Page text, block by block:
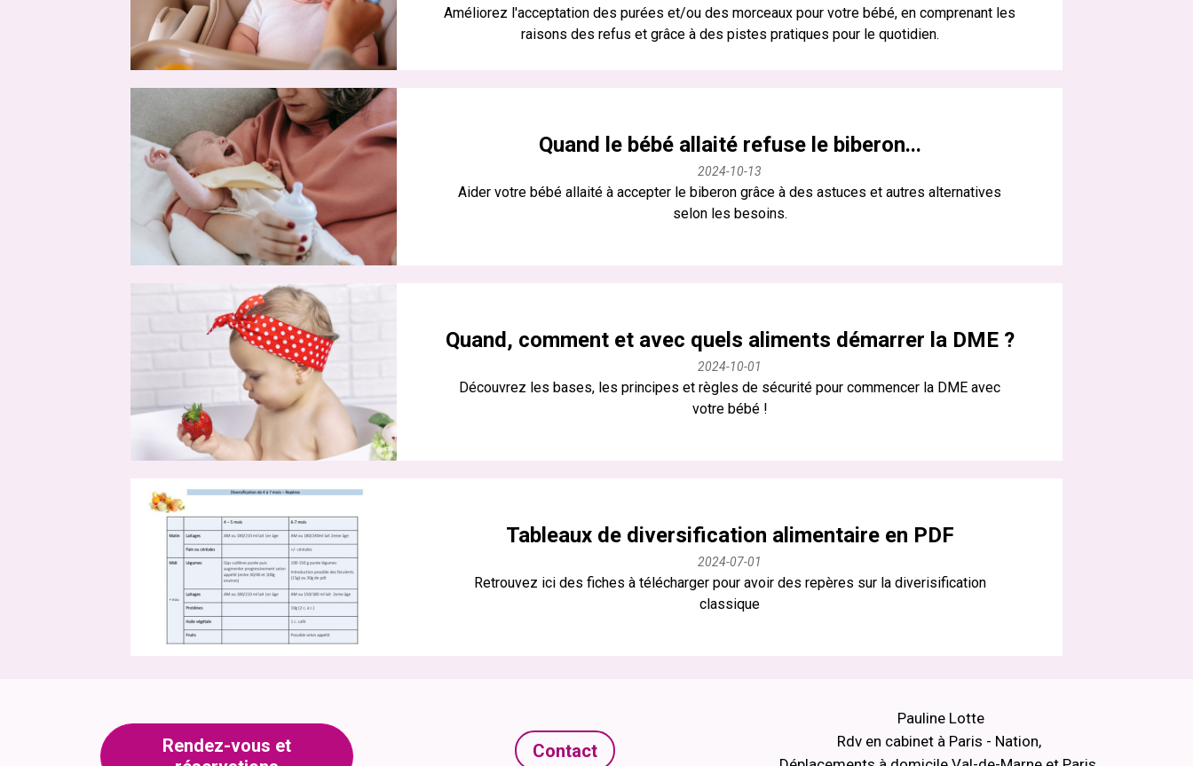
Améliorez l'acceptation des purées et/ou des morceaux pour votre bébé, en comprenant les
raisons des refus et grâce à des pistes pratiques pour le quotidien.
Quand le bébé allaité refuse le biberon...
2024-10-13
Aider votre bébé allaité à accepter le biberon grâce à des astuces et autres alternatives
selon les besoins.
Quand, comment et avec quels aliments démarrer la DME ?
2024-10-01
Découvrez les bases, les principes et règles de sécurité pour commencer la DME avec
votre bébé !
Tableaux de diversification alimentaire en PDF
2024-07-01
Retrouvez ici des fiches à télécharger pour avoir des repères sur la diverisification
classique
Rendez-vous et
Contact
Pauline Lotte
Rdv en cabinet à Paris - Nation,